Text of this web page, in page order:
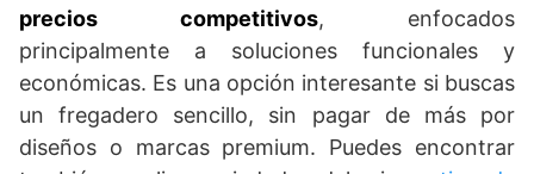
precios competitivos, enfocados
principalmente a soluciones funcionales y
económicas. Es una opción interesante si buscas
un fregadero sencillo, sin pagar de más por
diseños o marcas premium. Puedes encontrar